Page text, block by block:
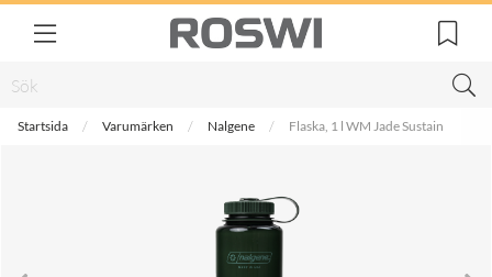
Startsida Varumärken Nalgene Flaska, 1 l WM Jade Sustain